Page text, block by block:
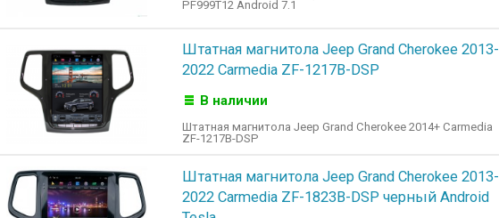
PF999T12 Android 7.1
Штатная магнитола Jeep Grand Cherokee 2013-
2022 Carmedia ZF-1217B-DSP
В наличии
Штатная магнитола Jeep Grand Cherokee 2014+ Carmedia
ZF-1217B-DSP
Штатная магнитола Jeep Grand Cherokee 2013-
2022 Carmedia ZF-1823B-DSP черный Android